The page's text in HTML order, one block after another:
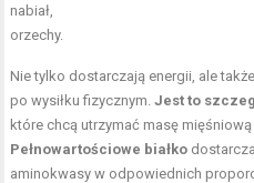
nabiał,
orzechy.
Nie tylko dostarczają energii, ale
po wysiłku fizycznym.Jest to
które chcą utrzymać masę
Pełnowartościowe białko
aminokwasy w odpowiednich